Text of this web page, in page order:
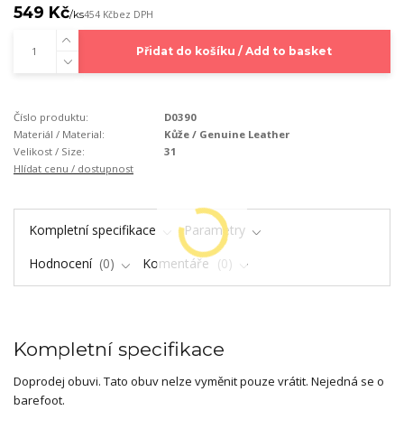
549 Kč/ks454 Kčbez DPH
Přidat do košíku / Add to basket
Číslo produktu:
D0390
Materiál / Material:
Kůže / Genuine Leather
Velikost / Size:
31
Hlídat cenu / dostupnost
Kompletní specifikace
Parametry
Hodnocení
0 Komentáře 0
Kompletní specifikace
Doprodej obuvi. Tato obuv nelze vyměnit pouze vrátit. Nejedná se o
barefoot.